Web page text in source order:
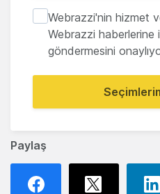
Paylaş
Webrazzi'nin hizmet
Webrazzi haberlerine
göndermesini